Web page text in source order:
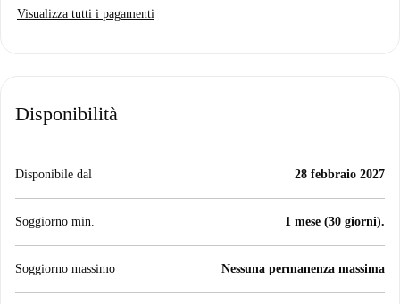
Visualizza tutti i pagamenti
Disponibilità
Disponibile dal 28 febbraio 2027
Soggiorno min. 1 mese (30 giorni).
Soggiorno massimo Nessuna permanenza massima